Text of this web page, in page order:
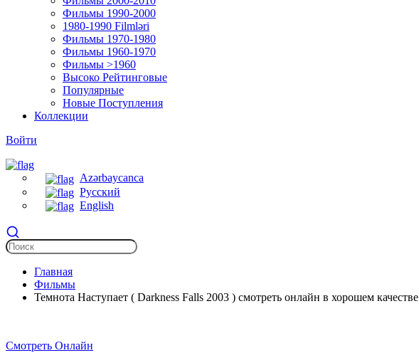
Фильмы 1990-2000
1980-1990 Filmləri
Фильмы 1970-1980
Фильмы 1960-1970
Фильмы >1960
Высоко Рейтинговые
Популярные
Новые Поступления
Коллекции
Войти
Azərbaycanca
Русский
English
Главная
Фильмы
Темнота Наступает ( Darkness Falls 2003 ) смотреть онлайн в хорошем качестве
Смотреть Онлайн